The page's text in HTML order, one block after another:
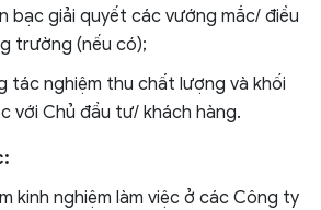
bạc giải quyết các vướng mắc/ điều
trường (nếu có);
tác nghiệm thu chất lượng và khối
với Chủ đầu tư/ khách hàng.
kinh nghiệm làm việc ở các Công ty